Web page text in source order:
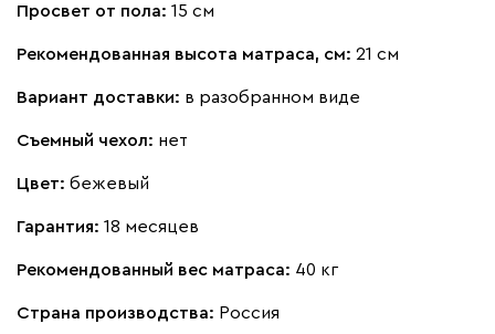
Просвет от пола: 15 см
Рекомендованная высота матраса, см: 21 см
Вариант доставки: в разобранном виде
Съемный чехол: нет
Цвет: бежевый
Гарантия: 18 месяцев
Рекомендованный вес матраса: 40 кг
Страна производства: Россия